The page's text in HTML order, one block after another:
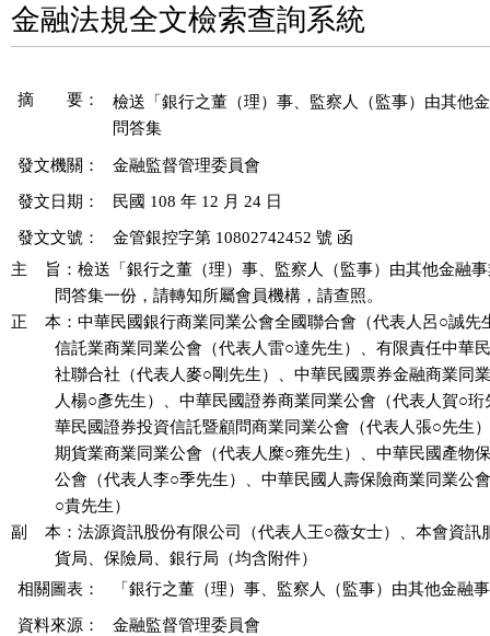
金融法規全文檢索查詢系統
摘 要：
檢送「銀行之董（理）事、監察人（監事）由其他
發文機關： 金融監督管理委員會
發文日期： 民國 108 年 12 月 24 日
發文文號：
金管銀控字第 10802742452 號 函
主    旨：檢送「銀行之董（理）事、監察人（監事）由其他金融
          問答集一份，請轉知所屬會員機構，請查照。
正    本：中華民國銀行商業同業公會全國聯合會（代表人呂○誠先
信託業商業同業公會（代表人雷○達先生）、有限責任中華
社聯合社（代表人麥○剛先生）、中華民國票券金融商業同
人楊○彥先生）、中華民國證券商業同業公會（代表人賀○
華民國證券投資信託暨顧問商業同業公會（代表人張○先生
期貨業商業同業公會（代表人糜○雍先生）、中華民國產物
公會（代表人李○季先生）、中華民國人壽保險商業同業公
          ○貴先生）
副    本：法源資訊股份有限公司（代表人王○薇女士）、本會資訊
相關圖表：
「銀行之董（理）事、監察人（監事）由其他金融
資料來源： 金融監督管理委員會